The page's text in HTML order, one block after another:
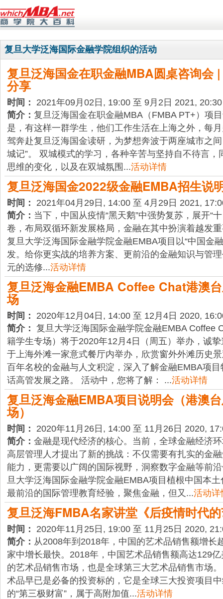
复旦大学泛海国际金融学院组织的活动
复旦泛海国金在职金融MBA圆桌咨询会
分享
时间：
2021年09月02日, 19:00 至 9月2日 2021,
简介： 复旦泛海国金在职金融MBA（FMBA PT+）项
是，有这样一群学生，他们工作生活在上海之外，每
驾奔赴复旦泛海国金读研，为梦想奔波于两座城市之
城记”。 双城模式的学习，各种辛苦与坚持自不待言，
思维的变化，以及在双城氛围...活动详情
复旦泛海国金2022级金融EMBA招生说
时间：
2021年04月29日, 14:00 至 4月29日 2021,
简介： 当下，中国从疫情“黑天鹅”中强势复苏，展开“
卷，布局双循环新发展格局，金融在其中扮演着越发
复旦大学泛海国际金融学院金融EMBA项目以“中国金
发。给你更实战的培养方案、更前沿的金融知识与管
元的选修...活动详情
复旦泛海金融EMBA Coffee Chat港澳
场
时间：
2020年12月04日, 14:00 至 12月4日 2020,
简介： 复旦大学泛海国际金融学院金融EMBA Coffee
籍学生专场）将于2020年12月4日（周五）举办，诚
于上海外滩一家意式餐厅内举办，欣赏窗外外滩历史
百年名校的金融与人文积淀，深入了解金融EMBA项
话高管发展之路。 活动中，您将了解： ...活动详情
复旦泛海金融EMBA项目说明会（港澳
场）
时间：
2020年11月26日, 14:00 至 11月26日 2020,
简介： 金融是现代经济的核心。当前，全球金融经济
高层管理人才提出了新的挑战：不仅需要有扎实的金
能力，更需要以广阔的国际视野，洞察数字金融等前
旦大学泛海国际金融学院金融EMBA项目植根中国本
最前沿的国际管理教育经验，聚焦金融，但又...活动详
复旦泛海FMBA名家讲堂《后疫情时代
时间：
2020年11月25日, 19:00 至 11月25日 2020,
简介： 从2008年到2018年，中国的艺术品销售额增长
家中增长最快。2018年，中国艺术品销售额高达129
的艺术品销售市场，也是全球第三大艺术品销售市场
术品早已是必备的投资标的，它是全球三大投资项目
的“第三极财富”，属于高附加值...活动详情